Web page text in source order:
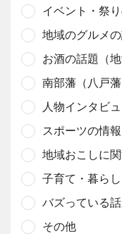
イベント・祭
地域のグルメ
お酒の話題（
南部藩（八戸
人物インタビ
スポーツの情報
地域おこしに
子育て・暮ら
バズっている
その他